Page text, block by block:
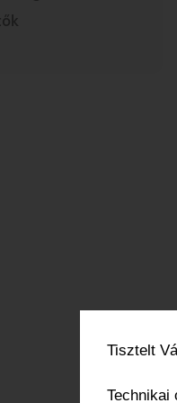
Tisztelt
Technikai